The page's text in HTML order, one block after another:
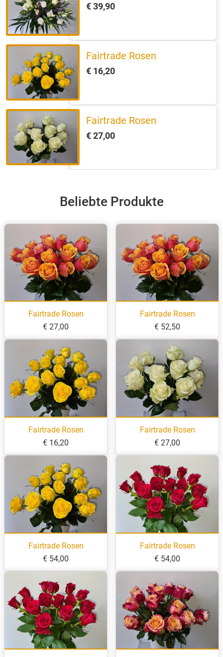
€ 39,90
Fairtrade Rosen
€ 16,20
Fairtrade Rosen
€ 27,00
Beliebte Produkte
Fairtrade Rosen
€ 27,00
Fairtrade Rosen
€ 52,50
Fairtrade Rosen
€ 16,20
Fairtrade Rosen
€ 27,00
Fairtrade Rosen
€ 54,00
Fairtrade Rosen
€ 54,00